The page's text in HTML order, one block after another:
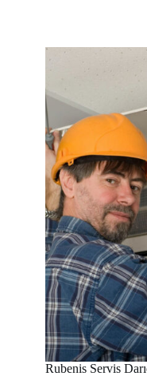
Rubenis Servis